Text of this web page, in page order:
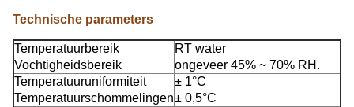
Technische parameters
Temperatuurbereik
RT water
Vochtigheidsbereik
ongeveer 45% ~ 70% RH.
Temperatuuruniformiteit
± 1°C
Temperatuurschommelingen± 0,5°C